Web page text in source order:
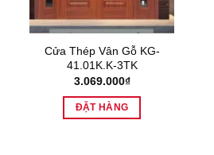
Cửa Thép Vân Gỗ KG-
41.01K.K-3TK
3.069.000₫
ĐẶT HÀNG